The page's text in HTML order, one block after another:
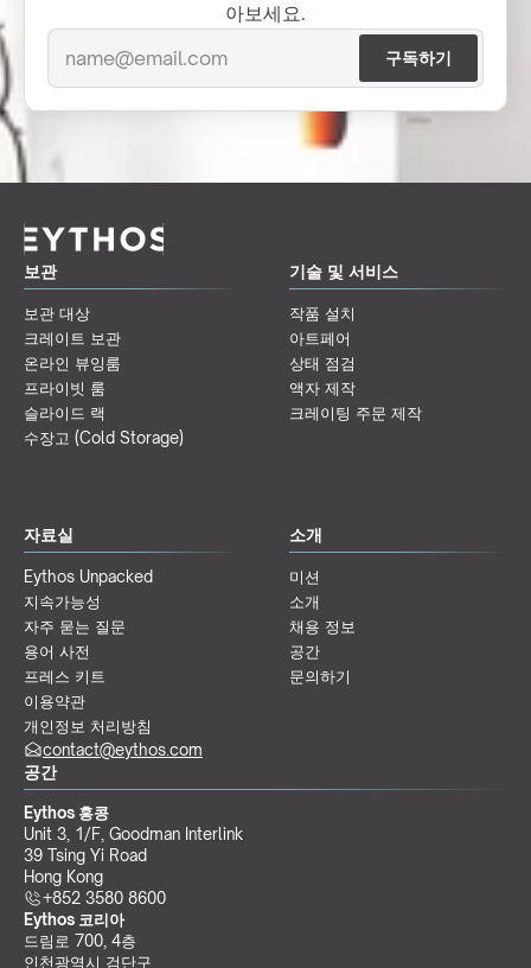
아보세요.
보관
보관 대상
크레이트 보관
온라인 뷰잉룸
프라이빗 룸
슬라이드 랙
수장고 (Cold Storage)
기술 및 서비스
작품 설치
아트페어
상태 점검
액자 제작
크레이팅 주문 제작
자료실
Eythos Unpacked
지속가능성
자주 묻는 질문
용어 사전
프레스 키트
이용약관
개인정보 처리방침
소개
미션
소개
채용 정보
공간
문의하기
공간
Eythos 홍콩
Unit 3, 1/F, Goodman Interlink
39 Tsing Yi Road
Hong Kong
+852 3580 8600
Eythos 코리아
드림로 700, 4층
인천광역시 검단구
contact@eythos.com